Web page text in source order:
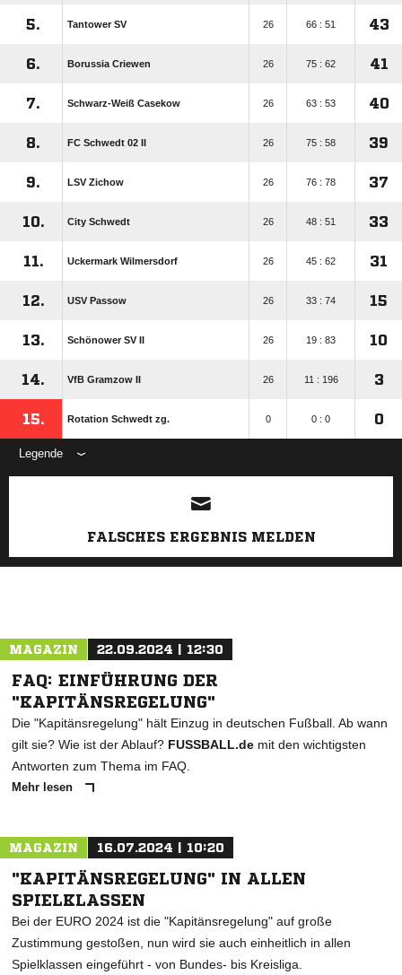
5. Tantower SV 26 66 : 51 43
6. Borussia Criewen 26 75 : 62 41
7. Schwarz-Weiß Casekow 26 63 : 53 40
8. FC Schwedt 02 II 26 75 : 58 39
9. LSV Zichow 26 76 : 78 37
10. City Schwedt 26 48 : 51 33
11. Uckermark Wilmersdorf 26 45 : 62 31
12. USV Passow 26 33 : 74 15
13. Schönower SV II 26 19 : 83 10
14. VfB Gramzow II 26 11 : 196 3
15. Rotation Schwedt zg. 0 0 : 0 0
Legende
ANZEIGE
FALSCHES ERGEBNIS MELDEN
MAGAZIN 22.09.2024 | 12:30
FAQ: EINFÜHRUNG DER
"KAPITÄNSREGELUNG"
Die "Kapitänsregelung" hält Einzug in deutschen Fußball. Ab wann
gilt sie? Wie ist der Ablauf? FUSSBALL.de mit den wichtigsten
Antworten zum Thema im FAQ.
Mehr lesen
MAGAZIN 16.07.2024 | 10:20
"KAPITÄNSREGELUNG" IN ALLEN
SPIELKLASSEN
Bei der EURO 2024 ist die "Kapitänsregelung" auf große
Zustimmung gestoßen, nun wird sie auch einheitlich in allen
Spielklassen eingeführt - von Bundes- bis Kreisliga.